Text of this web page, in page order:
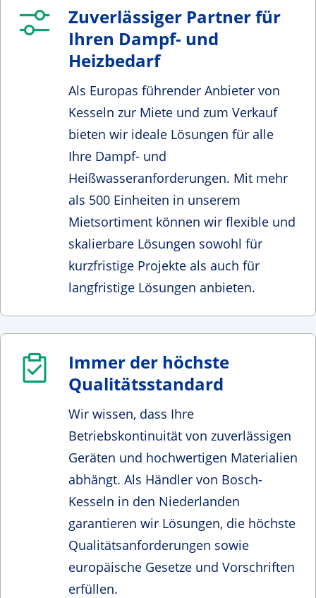
Zuverlässiger Partner für
Ihren Dampf- und
Heizbedarf
Als Europas führender Anbieter von
Kesseln zur Miete und zum Verkauf
bieten wir ideale Lösungen für alle
Ihre Dampf- und
Heißwasseranforderungen. Mit mehr
als 500 Einheiten in unserem
Mietsortiment können wir flexible und
skalierbare Lösungen sowohl für
kurzfristige Projekte als auch für
langfristige Lösungen anbieten.
Immer der höchste
Qualitätsstandard
Wir wissen, dass Ihre
Betriebskontinuität von zuverlässigen
Geräten und hochwertigen Materialien
abhängt. Als Händler von Bosch-
Kesseln in den Niederlanden
garantieren wir Lösungen, die höchste
Qualitätsanforderungen sowie
europäische Gesetze und Vorschriften
erfüllen.